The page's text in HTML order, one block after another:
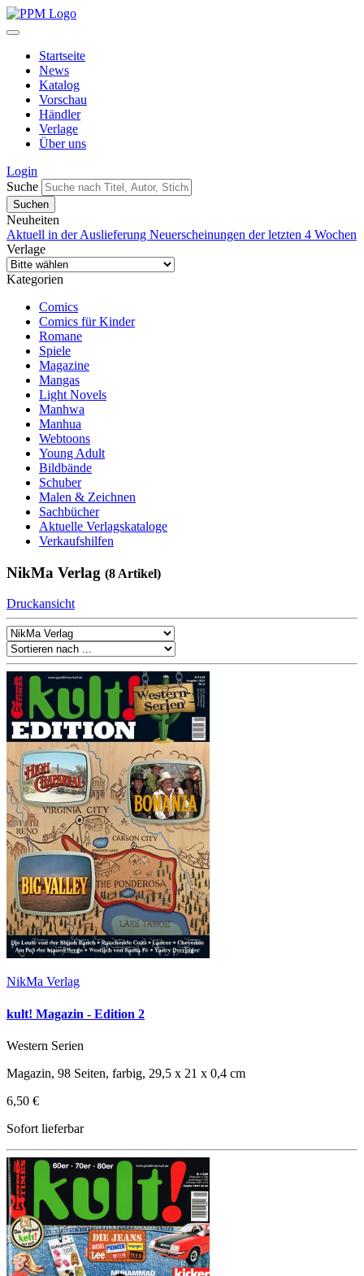
Startseite
News
Katalog
Vorschau
Händler
Verlage
Über uns
Login
Suche
Neuheiten
Aktuell in der Auslieferung Neuerscheinungen der letzten 4 Wochen
Verlage
Kategorien
Comics
Comics für Kinder
Romane
Spiele
Magazine
Mangas
Light Novels
Manhwa
Manhua
Webtoons
Young Adult
Bildbände
Schuber
Malen & Zeichnen
Sachbücher
Aktuelle Verlagskataloge
Verkaufshilfen
NikMa Verlag (8 Artikel)
Druckansicht
NikMa Verlag
kult! Magazin - Edition 2
Western Serien
Magazin, 98 Seiten, farbig, 29,5 x 21 x 0,4 cm
6,50 €
Sofort lieferbar